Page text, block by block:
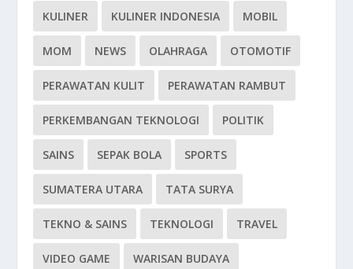
KULINER KULINER INDONESIA MOBIL
MOM NEWS OLAHRAGA OTOMOTIF
PERAWATAN KULIT PERAWATAN RAMBUT
PERKEMBANGAN TEKNOLOGI POLITIK
SAINS SEPAK BOLA SPORTS
SUMATERA UTARA TATA SURYA
TEKNO & SAINS TEKNOLOGI TRAVEL
VIDEO GAME WARISAN BUDAYA